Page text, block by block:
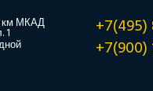
км МКАД
1
+7(900)